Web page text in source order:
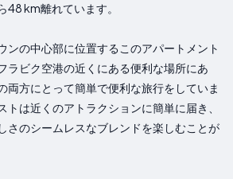
48 km離れています。
ンの中心部に位置するこのアパートメント
ラビク空港の近くにある便利な場所にあ
両方にとって簡単で便利な旅行をしていま
トは近くのアトラクションに簡単に届き、
さのシームレスなブレンドを楽しむことが